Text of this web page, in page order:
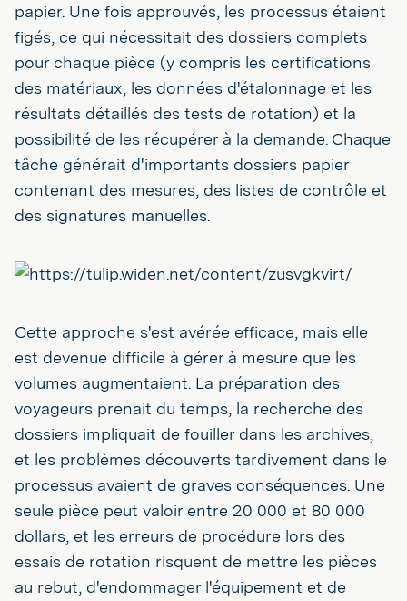
papier. Une fois approuvés, les processus étaient
figés, ce qui nécessitait des dossiers complets
pour chaque pièce (y compris les certifications
des matériaux, les données d'étalonnage et les
résultats détaillés des tests de rotation) et la
possibilité de les récupérer à la demande. Chaque
tâche générait d'importants dossiers papier
contenant des mesures, des listes de contrôle et
des signatures manuelles.
Cette approche s'est avérée efficace, mais elle
est devenue difficile à gérer à mesure que les
volumes augmentaient. La préparation des
voyageurs prenait du temps, la recherche des
dossiers impliquait de fouiller dans les archives,
et les problèmes découverts tardivement dans le
processus avaient de graves conséquences. Une
seule pièce peut valoir entre 20 000 et 80 000
dollars, et les erreurs de procédure lors des
essais de rotation risquent de mettre les pièces
au rebut, d'endommager l'équipement et de